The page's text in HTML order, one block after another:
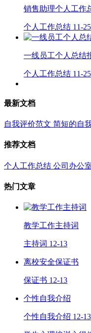
销售助理个人工作
个人工作总结 11-25
一线员工个人总结
个人工作总结 11-25
最新文档
自我评价范文 简短的自
推荐文档
个人工作总结 公司办公
热门文章
教学工作主持词
主持词 12-13
离校安全保证书
保证书 12-13
个性自我介绍
个性自我介绍 12-13